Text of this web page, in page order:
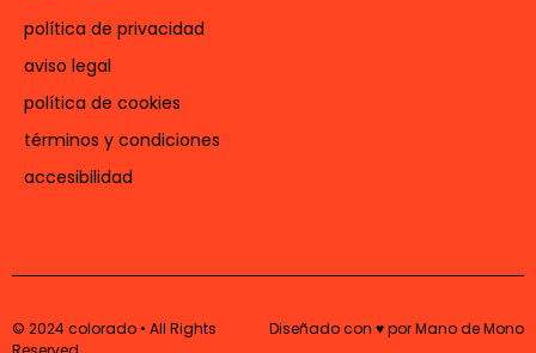
política de privacidad
aviso legal
política de cookies
términos y condiciones
accesibilidad
© 2024 colorado • All Rights
Diseñado con ♥ por Mano de Mono